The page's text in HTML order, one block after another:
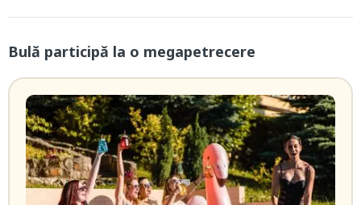
Bulă participă la o megapetrecere